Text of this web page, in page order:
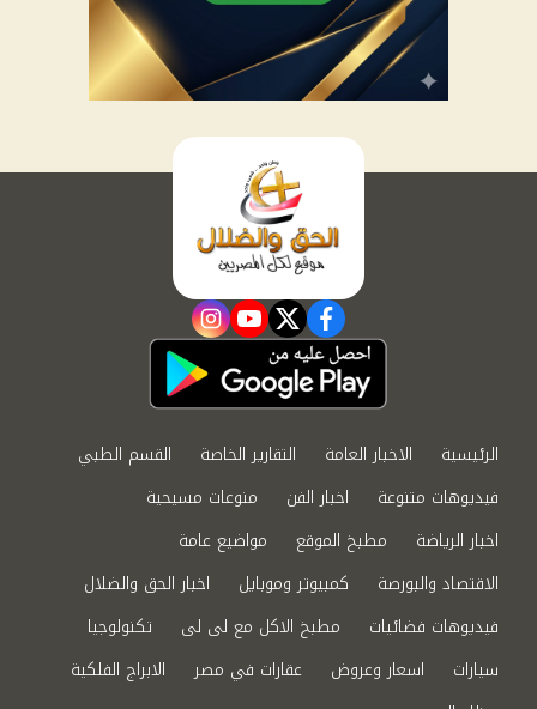
facebook
twitter
youtube
instagram
الرئيسية الاخبار العامة التقارير الخاصة
القسم الطبي
فيديوهات متنوعة
اخبار الفن
منوعات مسيحية
اخبار الرياضة
مطبخ الموقع
مواضيع عامة
الاقتصاد والبورصة
كمبيوتر وموبايل
اخبار الحق والضلال
فيديوهات فضائيات
مطبخ الاكل مع لى لى
تكنولوجيا
سيارات
اسعار وعروض عقارات في مصر
الابراج الفلكية